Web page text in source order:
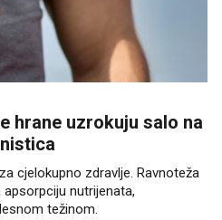
hrane uzrokuju salo na
cjelokupno zdravlje. Ravnoteža
nutrijenata,
težinom.